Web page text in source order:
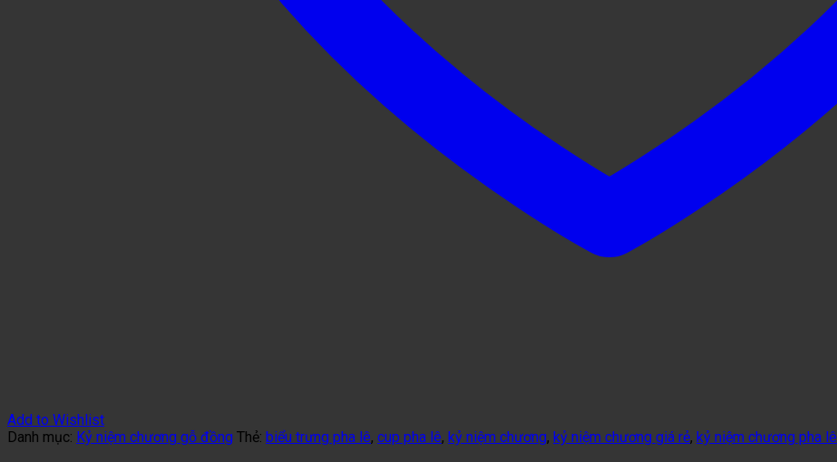
Add to Wishlist
Danh mục: Kỷ niệm chương gỗ đồng Thẻ: biểu trưng pha lê, cup pha lê, kỷ niệm chương, kỷ niệm chương giá rẻ, kỷ niệm chương pha lê